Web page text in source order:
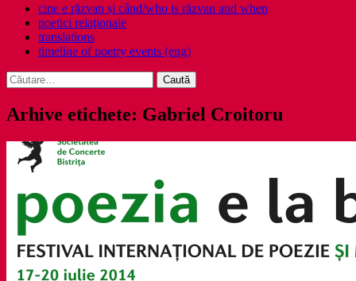
cine e răzvan și când/who is răzvan and when
poetici relaţionale
translations
timeline of poetry events (eng)
Caută
după:
Arhive etichete: Gabriel Croitoru